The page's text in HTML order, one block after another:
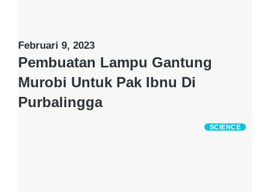
Februari 9, 2023
Pembuatan Lampu Gantung
Murobi Untuk Pak Ibnu Di
Purbalingga
SCIENCE